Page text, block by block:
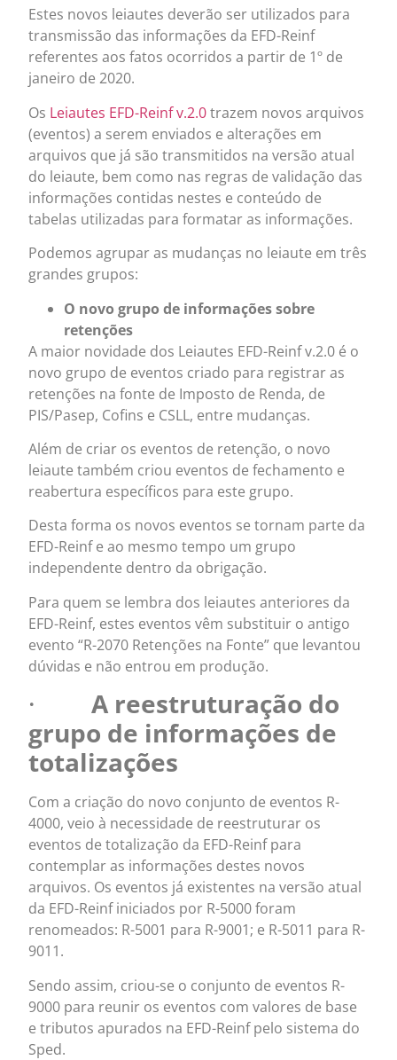
Estes novos leiautes deverão ser utilizados para
transmissão das informações da EFD-Reinf
referentes aos fatos ocorridos a partir de 1º de
janeiro de 2020.
Os Leiautes EFD-Reinf v.2.0trazem novos arquivos
(eventos) a serem enviados e alterações em
arquivos que já são transmitidos na versão atual
do leiaute, bem como nas regras de validação das
informações contidas nestes e conteúdo de
tabelas utilizadas para formatar as informações.
Podemos agrupar as mudanças no leiaute em três
grandes grupos:
O novo grupo de informações sobre
retenções
A maior novidade dos Leiautes EFD-Reinf v.2.0 é o
novo grupo de eventos criado para registrar as
retenções na fonte de Imposto de Renda, de
PIS/Pasep, Cofins e CSLL, entre mudanças.
Além de criar os eventos de retenção, o novo
leiaute também criou eventos de fechamento e
reabertura específicos para este grupo.
Desta forma os novos eventos se tornam parte da
EFD-Reinf e ao mesmo tempo um grupo
independente dentro da obrigação.
Para quem se lembra dos leiautes anteriores da
EFD-Reinf, estes eventos vêm substituir o antigo
evento “R-2070 Retenções na Fonte” que levantou
dúvidas e não entrou em produção.
·A reestruturação do
grupo de informações de
totalizações
Com a criação do novo conjunto de eventos R-
4000, veio à necessidade de reestruturar os
eventos de totalização da EFD-Reinf para
contemplar as informações destes novos
arquivos. Os eventos já existentes na versão atual
da EFD-Reinf iniciados por R-5000 foram
renomeados: R-5001 para R-9001; e R-5011 para R-
9011.
Sendo assim, criou-se o conjunto de eventos R-
9000 para reunir os eventos com valores de base
e tributos apurados na EFD-Reinf pelo sistema do
Sped.